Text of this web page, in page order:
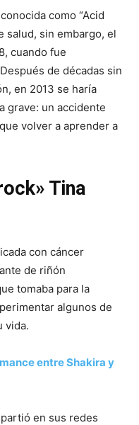
como “Acid
salud, sin embargo, el
cuando fue
de décadas sin
en 2013 se haría
grave: un accidente
volver a aprender a
Tina
con cáncer
de riñón
tomaba para la
algunos de
vida.
entre Shakira y
en sus redes